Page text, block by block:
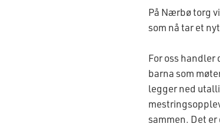
På Nærbø torg
som nå tar et
For oss handler
barna som
legger ned
sammen. Det